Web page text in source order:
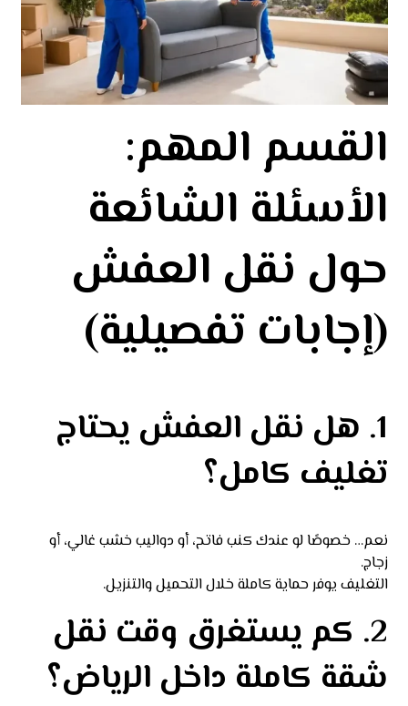
القسم المهم:
الأسئلة الشائعة
حول نقل العفش
(إجابات تفصيلية)
1. هل نقل العفش يحتاج
تغليف كامل؟
نعم… خصوصًا لو عندك كنب فاتح، أو دواليب خشب غالي، أو
زجاج.
التغليف يوفر حماية كاملة خلال التحميل والتنزيل.
2. كم يستغرق وقت نقل
شقة كاملة داخل الرياض؟